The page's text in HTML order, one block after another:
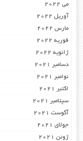
می 2022
آوریل 2022
مارس 2022
فوریه 2022
ژانویه 2022
دسامبر 2021
نوامبر 2021
اکتبر 2021
سپتامبر 2021
آگوست 2021
جولای 2021
ژوئن 2021